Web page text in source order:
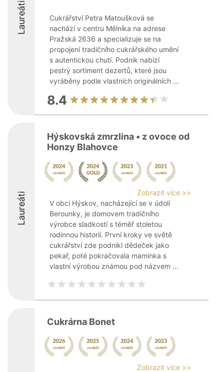
Laureáti
Cukrářství Petra Matoušková se
nachází v centru Mělníka na adrese
Pražská 2636 a specializuje se na
propojení tradičního cukrářského umění
s autentickou chutí. Podnik nabízí
pestrý sortiment dezertů, které jsou
vyráběny podle vlastních originálních ...
8.4
Laureáti
Hýskovská zmrzlina • z ovoce od
Honzy Blahovce
Zobrazit více >>
V obci Hýskov, nacházející se v údolí
Berounky, je domovem tradičního
výrobce sladkostí s téměř stoletou
rodinnou historií. První kroky ve světě
cukrářství zde podnikl dědeček jako
pekař, poté pokračovala maminka s
vlastní výrobou známou pod názvem ...
Cukrárna Bonet
Zobrazit více >>